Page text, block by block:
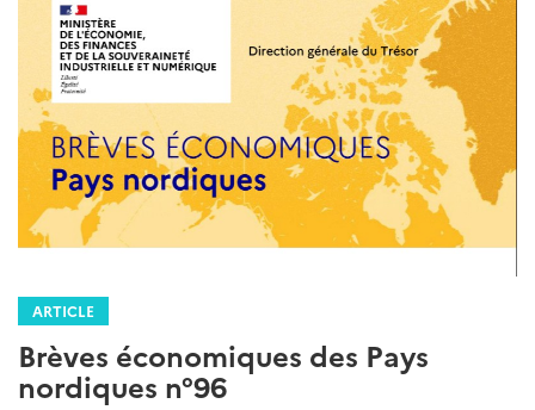
ARTICLE
Brèves économiques des Pays
nordiques n°96